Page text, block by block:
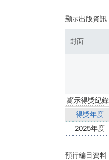
顯示出版資訊
封面
顯示得獎紀錄
得獎年度
2025年度
預行編目資料